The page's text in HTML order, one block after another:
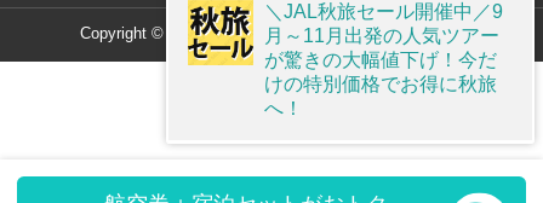
Copyright © ORION TOUR Co.,Ltd. All rights reserved.
＼JAL秋旅セール開催中／9
月～11月出発の人気ツアー
が驚きの大幅値下げ！今だ
けの特別価格でお得に秋旅
へ！